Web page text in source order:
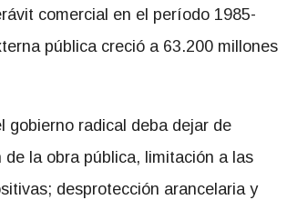
comercial en el período 1985-
pública creció a 63.200 millones
gobierno radical deba dejar de
la obra pública, limitación a las
desprotección arancelaria y